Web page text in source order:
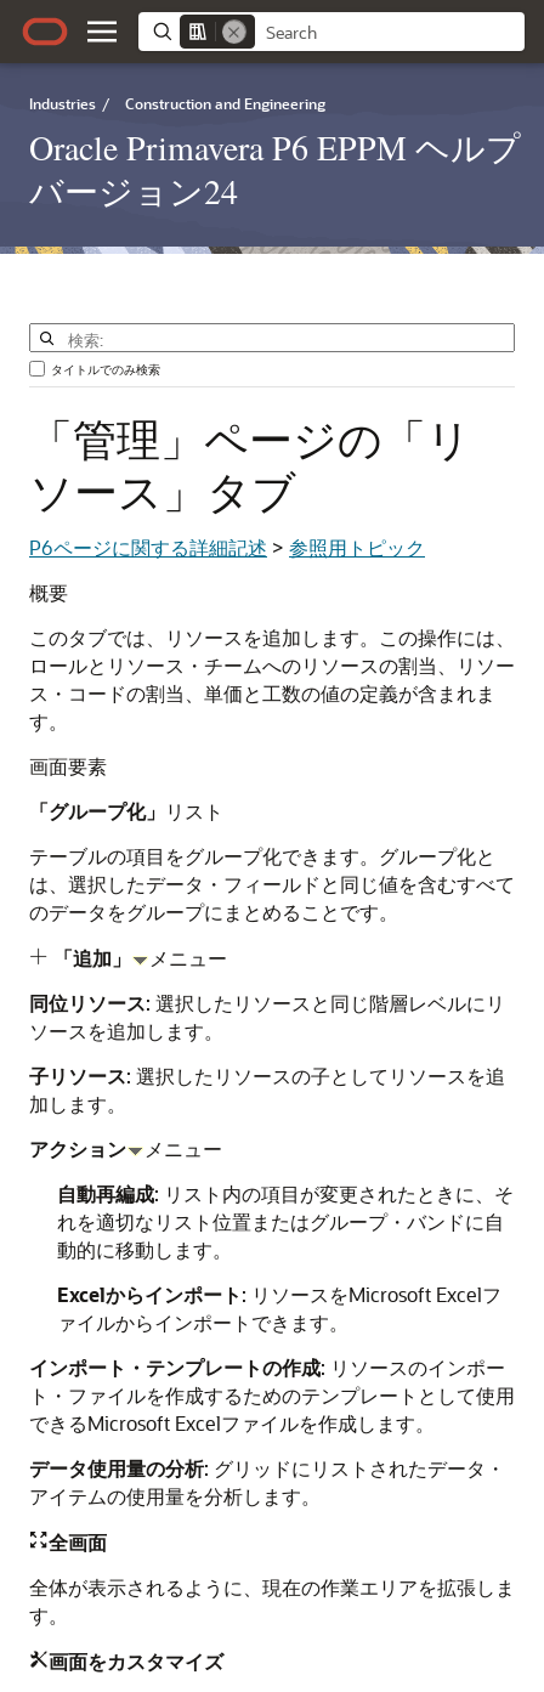
Industries / Construction and Engineering
Oracle Primavera P6 EPPM ヘルプ
バージョン24
タイトルでのみ検索
「管理」ページの「リ
ソース」タブ
P6ページに関する詳細記述 > 参照用トピック
概要
このタブでは、リソースを追加します。この操作には、
ロールとリソース・チームへのリソースの割当、リソー
ス・コードの割当、単価と工数の値の定義が含まれま
す。
画面要素
「グループ化」 リスト
テーブルの項目をグループ化できます。グループ化と
は、選択したデータ・フィールドと同じ値を含むすべて
のデータをグループにまとめることです。
 「追加」
メニュー
同位リソース: 選択したリソースと同じ階層レベルにリ
ソースを追加します。
子リソース: 選択したリソースの子としてリソースを追
加します。
アクション
メニュー
自動再編成: リスト内の項目が変更されたときに、そ
れを適切なリスト位置またはグループ・バンドに自
動的に移動します。
Excelからインポート: リソースをMicrosoft Excelフ
ァイルからインポートできます。
インポート・テンプレートの作成: リソースのインポー
ト・ファイルを作成するためのテンプレートとして使用
できるMicrosoft Excelファイルを作成します。
データ使用量の分析: グリッドにリストされたデータ・
アイテムの使用量を分析します。
全画面
全体が表示されるように、現在の作業エリアを拡張しま
す。
画面をカスタマイズ